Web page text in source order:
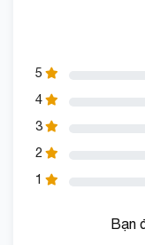
5
4
3
2
1
Bạn